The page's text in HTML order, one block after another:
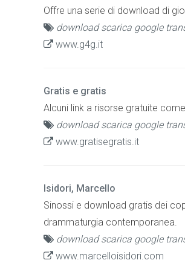
Offre una serie di download di
download scarica google
www.g4g.it
Gratis e gratis
Alcuni link a risorse gratuite
download scarica google
www.gratisegratis.it
Isidori, Marcello
Sinossi e download gratis dei
drammaturgia contemporanea.
download scarica google
www.marcelloisidori.com